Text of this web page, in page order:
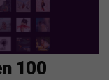
100